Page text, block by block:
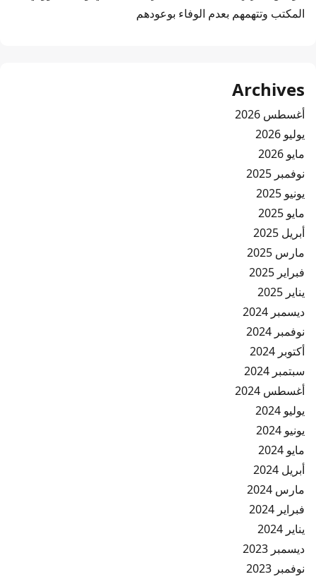
المكتب وتتهمهم بعدم الوفاء بوعودهم
Archives
أغسطس 2026
يوليو 2026
مايو 2026
نوفمبر 2025
يونيو 2025
مايو 2025
أبريل 2025
مارس 2025
فبراير 2025
يناير 2025
ديسمبر 2024
نوفمبر 2024
أكتوبر 2024
سبتمبر 2024
أغسطس 2024
يوليو 2024
يونيو 2024
مايو 2024
أبريل 2024
مارس 2024
فبراير 2024
يناير 2024
ديسمبر 2023
نوفمبر 2023